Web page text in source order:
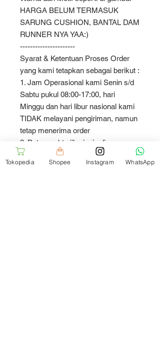
HARGA BELUM TERMASUK
SARUNG CUSHION, BANTAL DAM
RUNNER NYA YAA:)
----------------------
Syarat & Ketentuan Proses Order
yang kami tetapkan sebagai berikut :
1. Jam Operasional kami Senin s/d
Sabtu pukul 08:00-17:00, hari
Minggu dan hari libur nasional kami
TIDAK melayani pengiriman, namun
tetap menerima order
2. Batas waktu jika ingin di proses
orderan di hari yang SAMA, Senin
s/d Jumat jam 15:00 WIB dan Sabtu
Tokopedia Shopee Instagram WhatsApp